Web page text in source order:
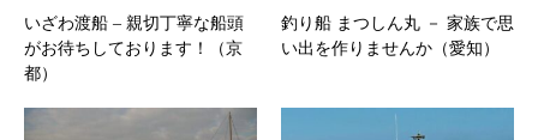
いざわ渡船 – 親切丁寧な船頭
がお待ちしております！（京
都）
釣り船 まつしん丸 － 家族で思
い出を作りませんか（愛知）